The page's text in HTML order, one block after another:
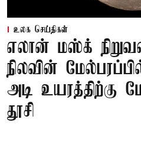
உலக செய்திகள்
எலான் மஸ்க்
நிலவின்
அடி உயரத்திற்கு
தூசி